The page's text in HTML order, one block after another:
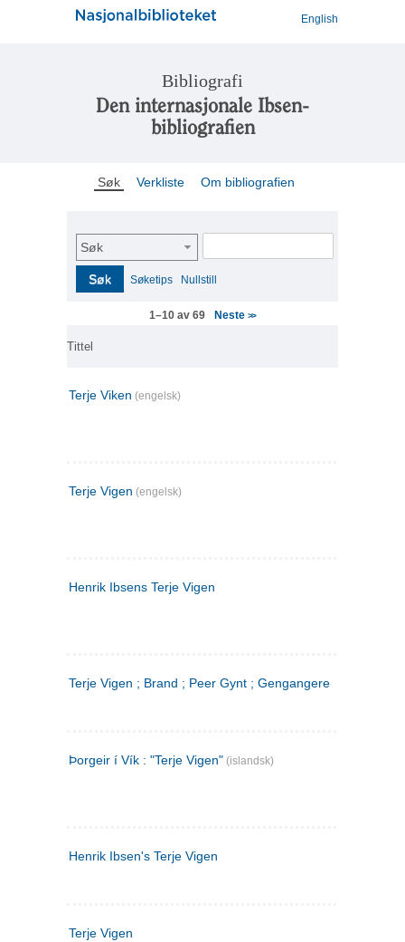
English
Bibliografi
Den internasjonale Ibsen-
bibliografien
Søk Verkliste Om bibliografien
Søk
Søk Søketips Nullstill
1–10 av 69 Neste>>
Tittel
Terje Viken (engelsk)
Terje Vigen (engelsk)
Henrik Ibsens Terje Vigen
Terje Vigen ; Brand ; Peer Gynt ; Gengangere
Þorgeir í Vík : "Terje Vigen" (islandsk)
Henrik Ibsen's Terje Vigen
Terje Vigen